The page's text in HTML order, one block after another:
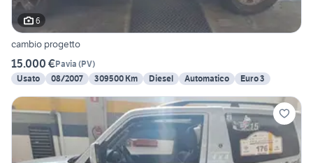
6
cambio progetto
15.000 €Pavia (PV)
Usato
08/2007 309500 Km Diesel Automatico Euro 3